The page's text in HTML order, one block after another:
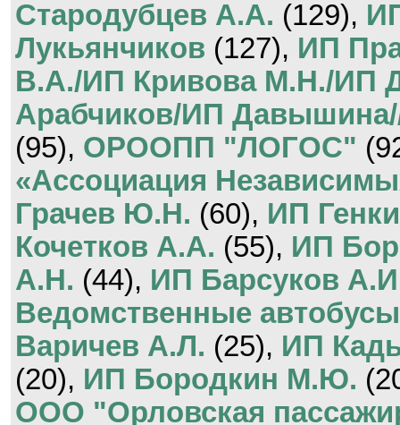
Стародубцев А.А. (129),
Лукьянчиков (127), ИП
В.А./ИП Кривова М.Н./ИП
Арабчиков/ИП
(95), ОРООПП "ЛОГОС"
«Ассоциация
Грачев Ю.Н. (60), ИП
Кочетков А.А. (55), ИП
А.Н. (44), ИП Барсуков
Ведомственные автобусы
Варичев А.Л. (25), ИП
(20), ИП Бородкин М.Ю.
ООО "Орловская